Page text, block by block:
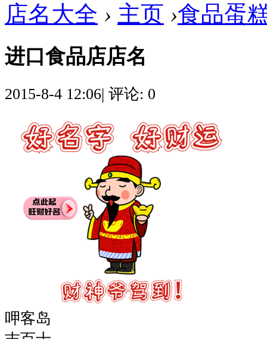
店名大全 › 主页 ›食品蛋
进口食品店店名
2015-8-4 12:06| 评论: 0
呷客岛